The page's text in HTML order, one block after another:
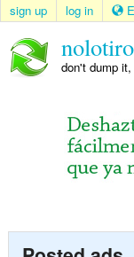
sign up log in
don't dump